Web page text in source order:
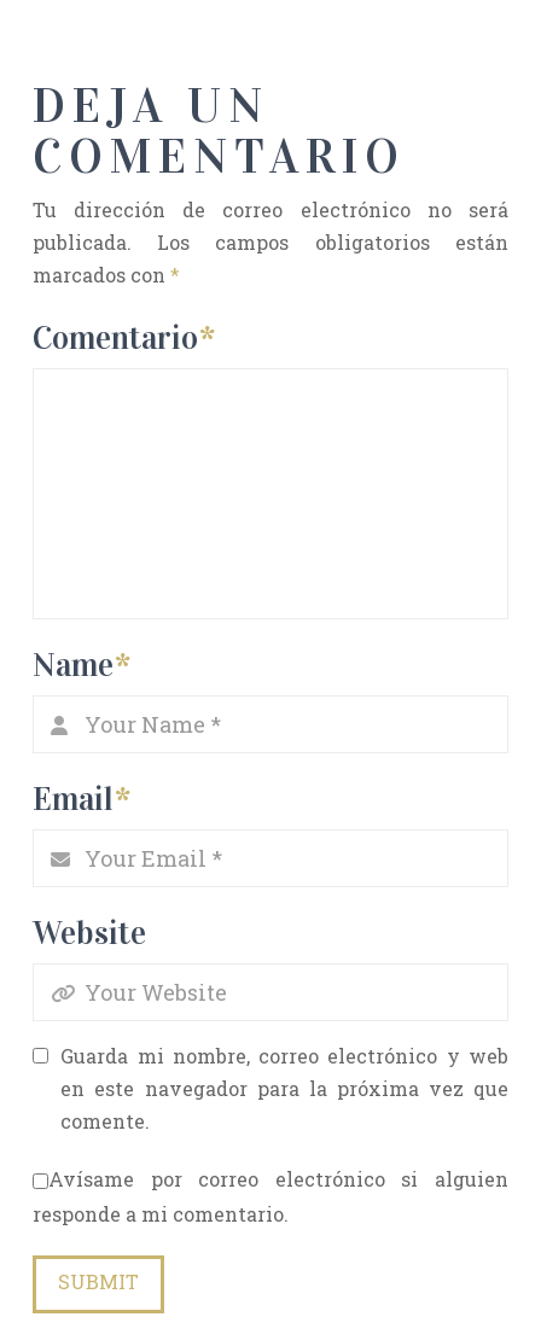
DEJA UN
COMENTARIO
Tu dirección de correo electrónico no será
publicada.
Los campos obligatorios están
marcados con *
Comentario*
Name*
Email*
Website
Guarda mi nombre, correo electrónico y web
en este navegador para la próxima vez que
comente.
Avísame por correo electrónico si alguien
responde a mi comentario.